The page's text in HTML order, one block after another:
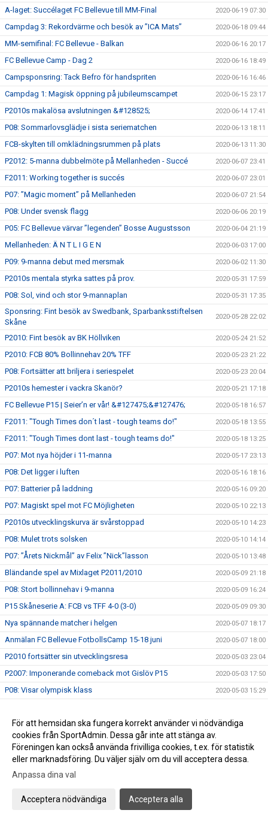
A-laget: Succélaget FC Bellevue till MM-Final 2020-06-19 07:30
Campdag 3: Rekordvärme och besök av ”ICA Mats” 2020-06-18 09:44
MM-semifinal: FC Bellevue - Balkan 2020-06-16 20:17
FC Bellevue Camp - Dag 2 2020-06-16 18:49
Campsponsring: Tack Befro för handspriten 2020-06-16 16:46
Campdag 1: Magisk öppning på jubileumscampet 2020-06-15 23:17
P2010s makalösa avslutningen &#128525; 2020-06-14 17:41
P08: Sommarlovsglädje i sista seriematchen 2020-06-13 18:11
FCB-skylten till omklädningsrummen på plats 2020-06-13 11:30
P2012: 5-manna dubbelmöte på Mellanheden - Succé 2020-06-07 23:41
F2011: Working together is succés 2020-06-07 23:01
P07: ”Magic moment” på Mellanheden 2020-06-07 21:54
P08: Under svensk flagg 2020-06-06 20:19
P05: FC Bellevue värvar ”legenden” Bosse Augustsson 2020-06-04 21:19
Mellanheden: Ä N T L I G E N 2020-06-03 17:00
P09: 9-manna debut med mersmak 2020-06-02 11:30
P2010s mentala styrka sattes på prov. 2020-05-31 17:59
P08: Sol, vind och stor 9-mannaplan 2020-05-31 17:35
Sponsring: Fint besök av Swedbank, Sparbanksstiftelsen
Skåne
2020-05-28 22:02
P2010: Fint besök av BK Höllviken 2020-05-24 21:52
P2010: FCB 80% Bollinnehav 20% TFF 2020-05-23 21:22
P08: Fortsätter att briljera i seriespelet 2020-05-23 20:04
P2010s hemester i vackra Skanör? 2020-05-21 17:18
FC Bellevue P15 | Seier’n er vår! &#127475;&#127476; 2020-05-18 16:57
F2011: "Tough Times don´t last - tough teams do!" 2020-05-18 13:55
F2011: "Tough Times dont last - tough teams do!" 2020-05-18 13:25
P07: Mot nya höjder i 11-manna 2020-05-17 23:13
P08: Det ligger i luften 2020-05-16 18:16
P07: Batterier på laddning 2020-05-16 09:20
P07: Magiskt spel mot FC Möjligheten 2020-05-10 22:13
P2010s utvecklingskurva är svårstoppad 2020-05-10 14:23
P08: Mulet trots solsken 2020-05-10 14:14
P07: ”Årets Nickmål” av Felix ”Nick”lasson 2020-05-10 13:48
Bländande spel av Mixlaget P2011/2010 2020-05-09 21:18
P08: Stort bollinnehav i 9-manna 2020-05-09 16:24
P15 Skåneserie A: FCB vs TFF 4-0 (3-0) 2020-05-09 09:30
Nya spännande matcher i helgen 2020-05-07 18:17
Anmälan FC Bellevue FotbollsCamp 15-18 juni 2020-05-07 18:00
P2010 fortsätter sin utvecklingsresa 2020-05-03 23:04
P2007: Imponerande comeback mot Gislöv P15 2020-05-03 17:50
P08: Visar olympisk klass 2020-05-03 15:29
P07: Bländande ungdomsfotboll på 1:a maj 2020-05-01 22:35
Trevlig Valborg!
P07: Spelglädje mot FC Rosengård 2020-04-26 17:58
P08: Släpp fotbollskillarna loss, det är vår!
F2011: Tjejerna imponerar i hemmadebuten
För att hemsidan ska fungera korrekt använder vi nödvändiga
cookies från SportAdmin. Dessa går inte att stänga av.
Föreningen kan också använda frivilliga cookies, t.ex. för statistik
eller marknadsföring. Du väljer själv om du vill acceptera dessa.
Anpassa dina val
Acceptera nödvändiga Acceptera alla